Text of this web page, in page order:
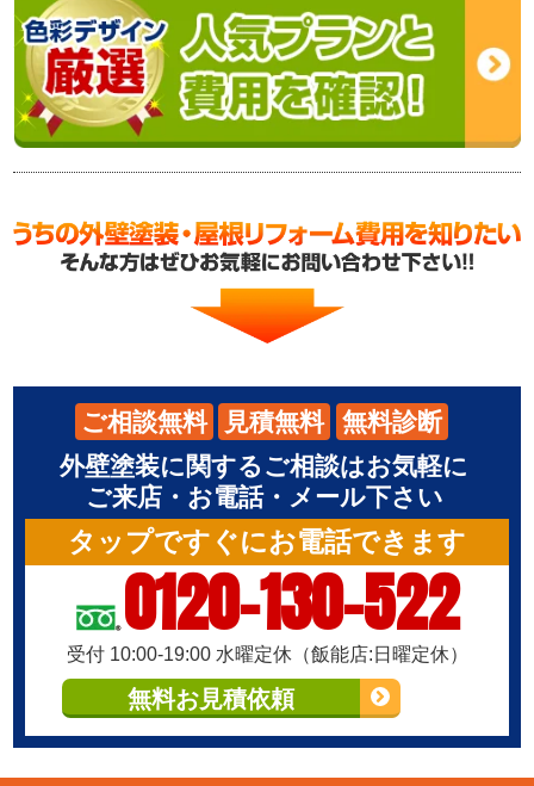
ご相談無料 見積無料
無料診断
外壁塗装に関するご相談はお気軽に
ご来店・お電話・メール下さい
タップですぐにお電話できます
0120-130-522
受付 10:00-19:00 水曜定休（飯能店:日曜定休）
無料お見積依頼